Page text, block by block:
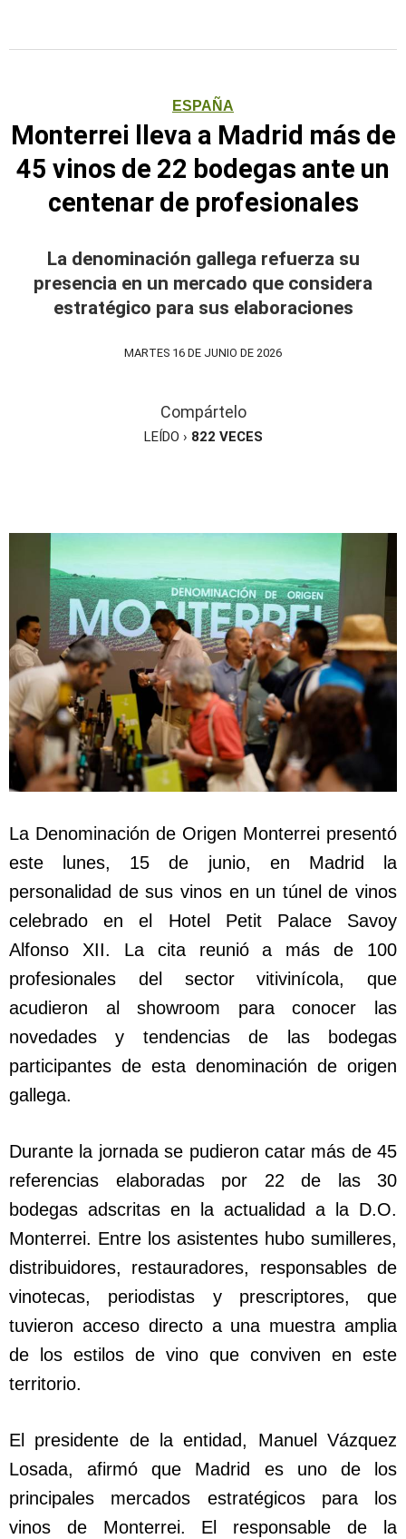
ESPAÑA
Monterrei lleva a Madrid más de
45 vinos de 22 bodegas ante un
centenar de profesionales
La denominación gallega refuerza su
presencia en un mercado que considera
estratégico para sus elaboraciones
MARTES 16 DE JUNIO DE 2026
Compártelo
LEÍDO › 822 VECES
La Denominación de Origen Monterrei presentó
este lunes, 15 de junio, en Madrid la
personalidad de sus vinos en un túnel de vinos
celebrado en el Hotel Petit Palace Savoy
Alfonso XII. La cita reunió a más de 100
profesionales del sector vitivinícola, que
acudieron al showroom para conocer las
novedades y tendencias de las bodegas
participantes de esta denominación de origen
gallega.
Durante la jornada se pudieron catar más de 45
referencias elaboradas por 22 de las 30
bodegas adscritas en la actualidad a la D.O.
Monterrei. Entre los asistentes hubo sumilleres,
distribuidores, restauradores, responsables de
vinotecas, periodistas y prescriptores, que
tuvieron acceso directo a una muestra amplia
de los estilos de vino que conviven en este
territorio.
El presidente de la entidad, Manuel Vázquez
Losada, afirmó que Madrid es uno de los
principales mercados estratégicos para los
vinos de Monterrei. El responsable de la